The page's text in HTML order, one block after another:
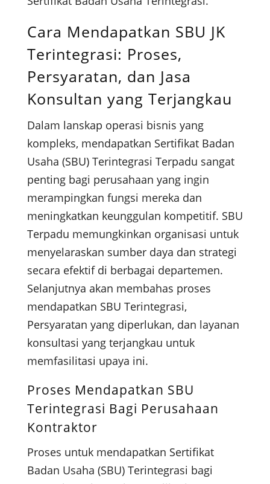
Cara Mendapatkan SBU JK
Terintegrasi: Proses,
Persyaratan, dan Jasa
Konsultan yang Terjangkau
Dalam lanskap operasi bisnis yang
kompleks, mendapatkan Sertifikat Badan
Usaha (SBU) Terintegrasi Terpadu sangat
penting bagi perusahaan yang ingin
merampingkan fungsi mereka dan
meningkatkan keunggulan kompetitif. SBU
Terpadu memungkinkan organisasi untuk
menyelaraskan sumber daya dan strategi
secara efektif di berbagai departemen.
Selanjutnya akan membahas proses
mendapatkan SBU Terintegrasi,
Persyaratan yang diperlukan, dan layanan
konsultasi yang terjangkau untuk
memfasilitasi upaya ini.
Proses Mendapatkan SBU
Terintegrasi Bagi Perusahaan
Kontraktor
Proses untuk mendapatkan Sertifikat
Badan Usaha (SBU) Terintegrasi bagi